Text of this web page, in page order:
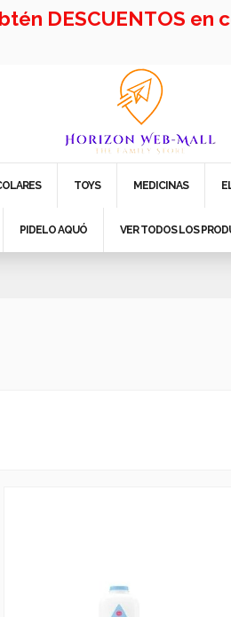
DESCUENTOS
TOYS MEDICINAS
PIDELO AQUÓ VER TODOS LOS